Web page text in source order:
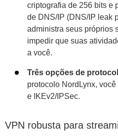
criptografia de 256 bits e
de DNS/IP (DNS/IP leak
administra seus próprios
impedir que suas
a você.
Três opções de
protocolo NordLynx,
e IKEv2/IPSec.
VPN robusta para